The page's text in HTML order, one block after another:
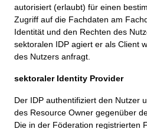
autorisiert (erlaubt) für einen
Zugriff auf die Fachdaten am
Identität und den Rechten des
sektoralen IDP agiert er als Client
des Nutzers anfragt.
sektoraler Identity Provider
Der IDP authentifiziert den Nutzer
des Resource Owner gegenüber
Die in der Föderation registrierten